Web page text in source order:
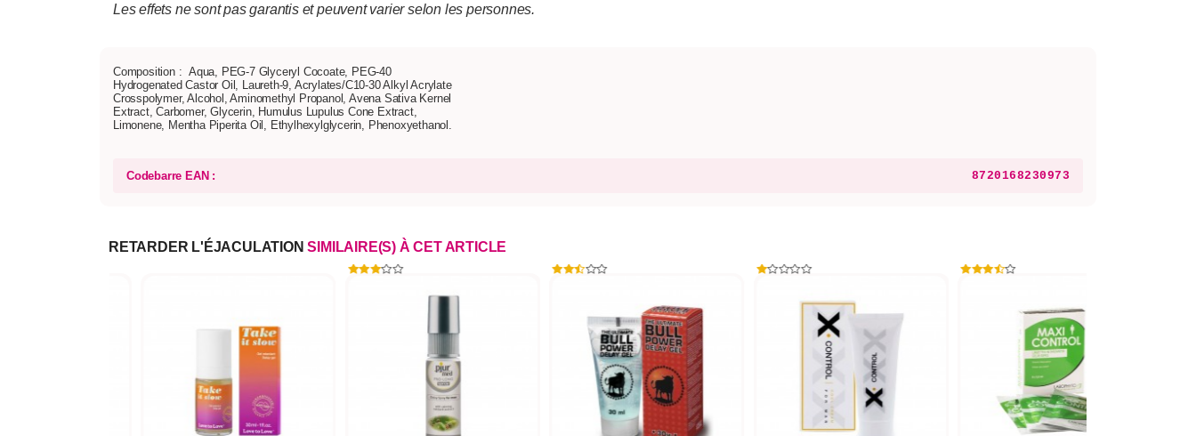
Les effets ne sont pas garantis et peuvent varier selon les personnes.
Composition : Aqua, PEG-7 Glyceryl Cocoate, PEG-40
Hydrogenated Castor Oil, Laureth-9, Acrylates/C10-30 Alkyl Acrylate
Crosspolymer, Alcohol, Aminomethyl Propanol, Avena Sativa Kernel
Extract, Carbomer, Glycerin, Humulus Lupulus Cone Extract,
Limonene, Mentha Piperita Oil, Ethylhexylglycerin, Phenoxyethanol.
Codebarre EAN : 8720168230973
RETARDER L'ÉJACULATION SIMILAIRE(S) À CET ARTICLE